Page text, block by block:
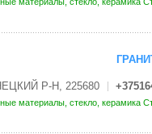
Р-Н, 225680
материалы, стекло, керамика